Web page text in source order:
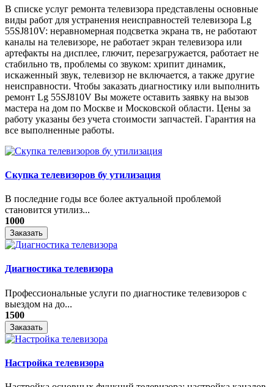
В списке услуг ремонта телевизора представлены основные
виды работ для устранения неисправностей телевизора Lg
55SJ810V: неравномерная подсветка экрана тв, не работают
каналы на телевизоре, не работает экран телевизора или
артефакты на дисплее, глючит, перезагружается, работает не
стабильно тв, проблемы со звуком: хрипит динамик,
искаженный звук, телевизор не включается, а также другие
неисправности. Чтобы заказать диагностику или выполнить
ремонт Lg 55SJ810V Вы можете оставить заявку на вызов
мастера на дом по Москве и Московской области. Цены за
работу указаны без учета стоимости запчастей. Гарантия на
все выполненные работы.
Скупка телевизоров бу утилизация
​В последние годы все более актуальной проблемой
становится утилиз...
1000
Заказать
Диагностика телевизора
Профессиональные услуги по диагностике телевизоров с
выездом на до...
1500
Заказать
Настройка телевизора